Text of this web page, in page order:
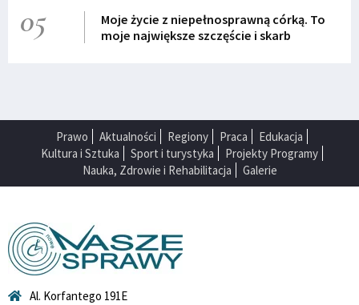
05
Moje życie z niepełnosprawną córką. To
moje największe szczęście i skarb
Prawo Aktualności Regiony Praca
Edukacja
Kultura i Sztuka
Sport i turystyka
Projekty Programy
Nauka, Zdrowie i Rehabilitacja
Galerie
Al. Korfantego 191E